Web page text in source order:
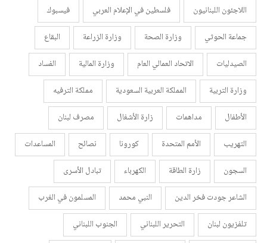
اللاجئون اللبنانيون فلسطين في الإعلام العربي
فيسبوك
جماعة الحوثي
وزارة الصحة وزارة الزراعة
البقاع
الصيدليات
الاتحاد العمالي العام وزارة المالية
الفساد
وزارة التربية
المملكة العربية السعودية
مملكة الترفيه
الأطفال
مداهمات زارة الأشغال
مصرف لبنان
التهريب
الأمم المتحدة كورونا نصائح
المساعدات
السجون
زارة الطاقة الكهرباء
تبادل الأسرى
الشاعر جودت فخر الدين
النبي محمد
المسلمون في الغرب
تلفزيون لبنان
التحرير اللبناني
الجنوب اللبناني